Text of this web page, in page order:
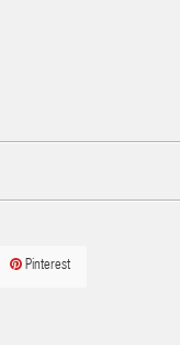
Pinterest